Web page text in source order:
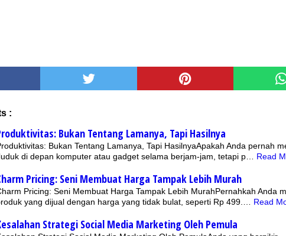
:
Bukan Tentang Lamanya, Tapi Hasilnya
Bukan Tentang Lamanya, Tapi HasilnyaApakah Anda pernah
di depan komputer atau gadget selama berjam-jam, tetapi p… Read
Pricing: Seni Membuat Harga Tampak Lebih Murah
Pricing: Seni Membuat Harga Tampak Lebih MurahPernahkah Anda
yang dijual dengan harga yang tidak bulat, seperti Rp 499.… Read
Strategi Social Media Marketing Oleh Pemula